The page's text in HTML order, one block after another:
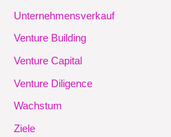
Unternehmensverkauf
Venture Building
Venture Capital
Venture Diligence
Wachstum
Ziele